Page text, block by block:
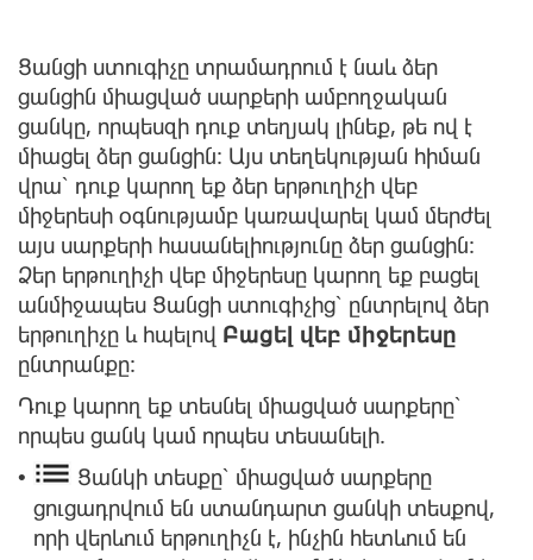
Ցանցի ստուգիչը տրամադրում է նաև ձեր
ցանցին միացված սարքերի ամբողջական
ցանկը, որպեսզի դուք տեղյակ լինեք, թե ով է
միացել ձեր ցանցին: Այս տեղեկության հիման
վրա՝ դուք կարող եք ձեր երթուղիչի վեբ
միջերեսի օգնությամբ կառավարել կամ մերժել
այս սարքերի հասանելիությունը ձեր ցանցին:
Ձեր երթուղիչի վեբ միջերեսը կարող եք բացել
անմիջապես Ցանցի ստուգիչից՝ ընտրելով ձեր
երթուղիչը և հպելով Բացել վեբ միջերեսը
ընտրանքը:
Դուք կարող եք տեսնել միացված սարքերը՝
որպես ցանկ կամ որպես տեսանելի.
•
Ցանկի տեսքը՝ միացված սարքերը
ցուցադրվում են ստանդարտ ցանկի տեսքով,
որի վերևում երթուղիչն է, ինչին հետևում են